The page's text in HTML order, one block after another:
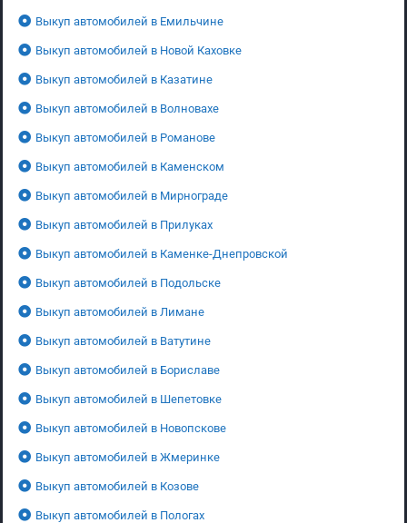
Выкуп автомобилей в Емильчине
Выкуп автомобилей в Новой Каховке
Выкуп автомобилей в Казатине
Выкуп автомобилей в Волновахе
Выкуп автомобилей в Романове
Выкуп автомобилей в Каменском
Выкуп автомобилей в Мирнограде
Выкуп автомобилей в Прилуках
Выкуп автомобилей в Каменке-Днепровской
Выкуп автомобилей в Подольске
Выкуп автомобилей в Лимане
Выкуп автомобилей в Ватутине
Выкуп автомобилей в Бориславе
Выкуп автомобилей в Шепетовке
Выкуп автомобилей в Новопскове
Выкуп автомобилей в Жмеринке
Выкуп автомобилей в Козове
Выкуп автомобилей в Пологах